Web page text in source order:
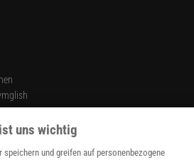
uns wichtig
speichern und greifen auf personenbezogene